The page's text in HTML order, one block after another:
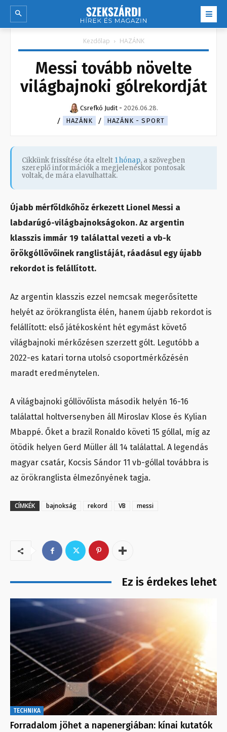
Kezdőlap HAZÁNK
Messi tovább növelte
világbajnoki gólrekordját
Csrefkó Judit - 2026.06.28.
HAZÁNK
HAZÁNK - SPORT
Cikkünk frissítése óta eltelt 1 hónap, a szövegben
szereplő információk a megjelenéskor pontosak
voltak, de mára elavulhattak.
Újabb mérföldkőhöz érkezett Lionel Messi a
labdarúgó-világbajnokságokon. Az argentin
klasszis immár 19 találattal vezeti a vb-k
örökgóllövőinek ranglistáját, ráadásul egy újabb
rekordot is felállított.
Az argentin klasszis ezzel nemcsak megerősítette
helyét az örökranglista élén, hanem újabb rekordot is
felállított: első játékosként hét egymást követő
világbajnoki mérkőzésen szerzett gólt. Legutóbb a
2022-es katari torna utolsó csoportmérkőzésén
maradt eredménytelen.
A világbajnoki góllövőlista második helyén 16-16
találattal holtversenyben áll Miroslav Klose és Kylian
Mbappé. Őket a brazil Ronaldo követi 15 góllal, míg az
ötödik helyen Gerd Müller áll 14 találattal. A legendás
magyar csatár, Kocsis Sándor 11 vb-góllal továbbra is
az örökranglista élmezőnyének tagja.
CÍMKÉK bajnokság rekord VB messi
Ez is érdekes lehet
TECHNIKA
Forradalom jöhet a napenergiában: kínai kutatók